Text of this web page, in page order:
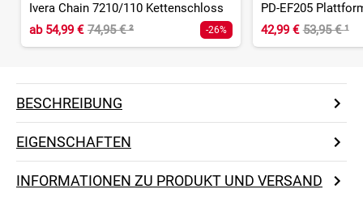
Ivera Chain 7210/110 Kettenschloss
ab54,99 € 74,95 €² -26%
PD-EF205
42,99 € 53,95 €¹
BESCHREIBUNG
EIGENSCHAFTEN
INFORMATIONEN ZU PRODUKT UND VERSAND